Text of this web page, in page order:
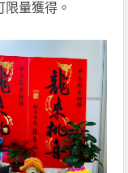
量獲得。